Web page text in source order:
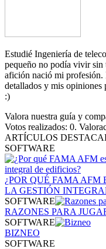
Estudié Ingeniería de
pequeño no podía vivir sin
afición nació mi profesión.
detallados y mis opiniones
:)
Valora nuestra guía y
Votos realizados: 0.
ARTÍCULOS
SOFTWARE
¿POR QUÉ FAMA AFM
LA GESTIÓN
SOFTWARE
RAZONES PARA
SOFTWARE
BIZNEO
SOFTWARE